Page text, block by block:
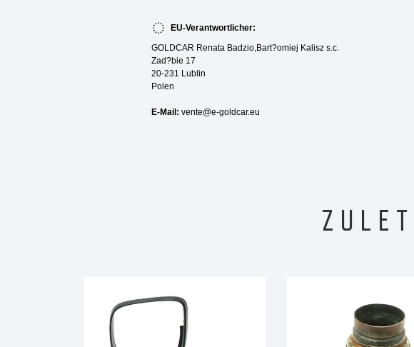
EU-Verantwortlicher:
GOLDCAR Renata Badzio,Bart?omiej Kalisz s.c.
Zad?bie 17
20-231 Lublin
Polen
E-Mail: vente@e-goldcar.eu